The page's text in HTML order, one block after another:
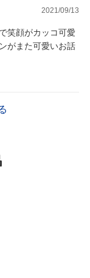
2021/09/13
笑顔がカッコ可愛
がまた可愛いお話